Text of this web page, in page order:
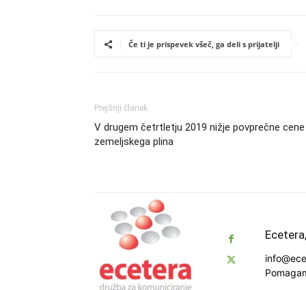
Če ti je prispevek všeč, ga deli s prijatelji
Prejšnji članek
V drugem četrtletju 2019 nižje povprečne cene
zemeljskega plina